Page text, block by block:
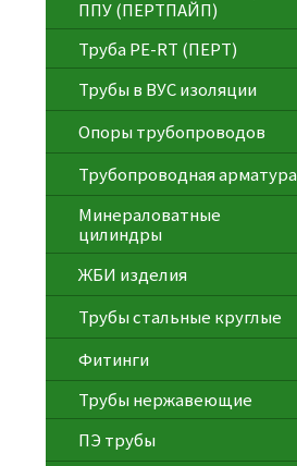
ППУ (ПЕРТПАЙП)
⁠Трубa PE-RT (ПЕРТ)
Трубы в ВУС изоляции
Опоры трубопроводов
Трубопроводная арматура
Минераловатные
цилиндры
ЖБИ изделия
Трубы стальные круглые
Фитинги
Трубы нержавеющие
ПЭ трубы